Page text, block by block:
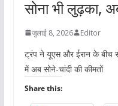
सोना भी लुढ़का,
जुलाई 8, 2026 Editor
ट्रंप ने यूएस और ईरान के बीच
में अब सोने-चांदी की कीमतों
Share this: